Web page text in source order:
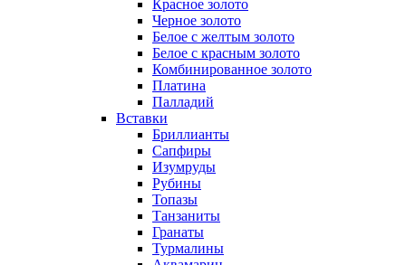
Красное золото
Черное золото
Белое с желтым золото
Белое с красным золото
Комбинированное золото
Платина
Палладий
Вставки
Бриллианты
Сапфиры
Изумруды
Рубины
Топазы
Танзаниты
Гранаты
Турмалины